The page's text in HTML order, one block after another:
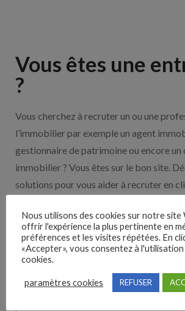
Vous êtes une
?
Vous cherchez à recruter un ou une
l’immobilier par exemple un agent
gestionnaire de patrimoine ou encore un
immobilier ? Vous êtes sur le bon site.
solutions pour vous aider à recruter en
Nos solutions
Découvrez nos partenaires ! Moteurs de
multidiffuseurs, sites payant… nombreux
Nous utilisons des cookies sur notre site
offrir l'expérience la plus pertinente en
préférences et les visites répétées. En
«Accepter», vous consentez à l'utilisation
cookies.
paramètres cookies REFUSER